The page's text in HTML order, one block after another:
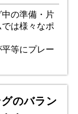
の準備・片
は様々なポ
等にプレー
のバラン